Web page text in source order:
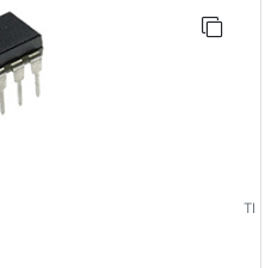
TI